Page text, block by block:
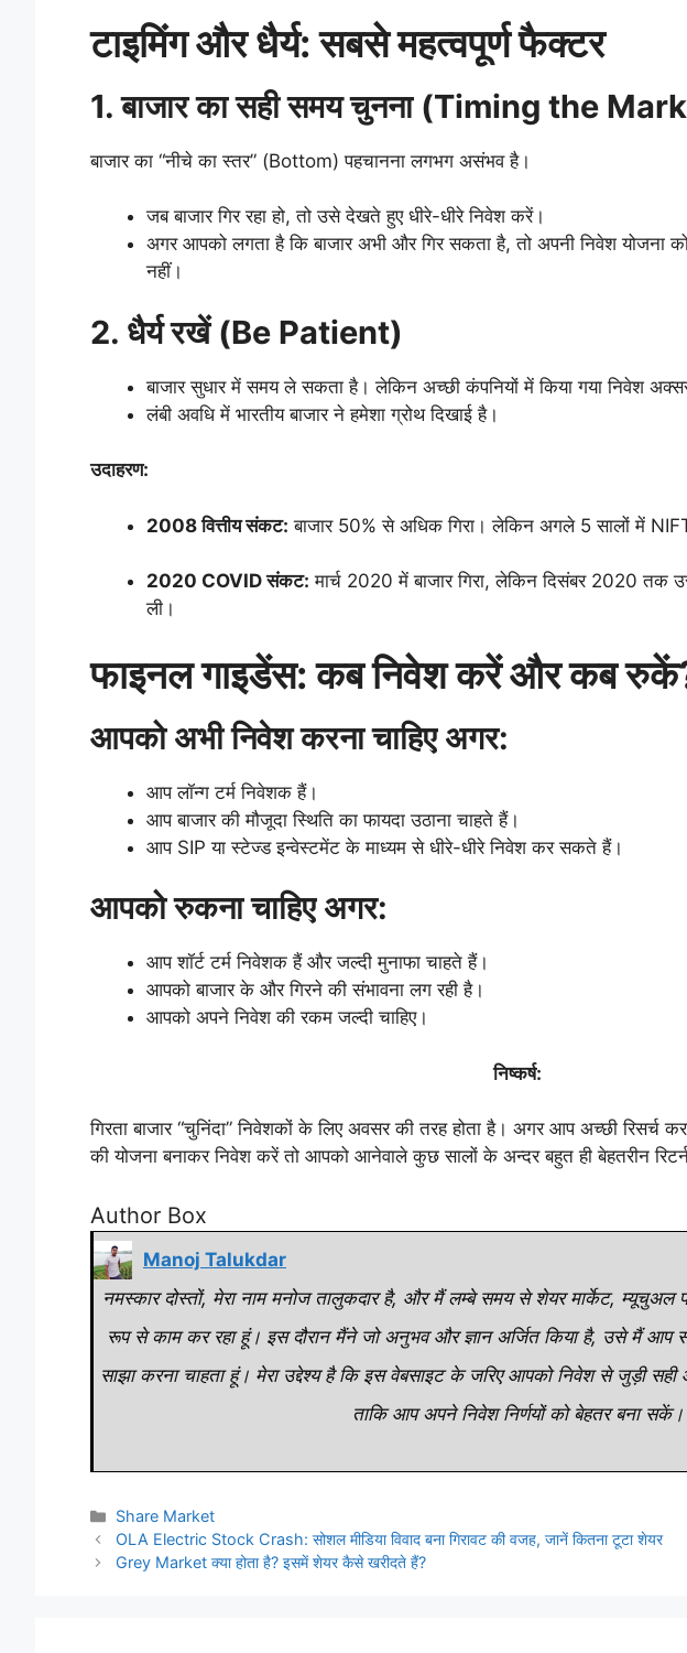
टाइमिंग और धैर्य: सबसे महत्वपूर्ण फैक्टर
1. बाजार का सही समय चुनना (Timing the
बाजार का “नीचे का स्तर” (Bottom) पहचानना लगभग असंभव है।
जब बाजार गिर रहा हो, तो उसे देखते हुए धीरे-धीरे निवेश करें।
अगर आपको लगता है कि बाजार अभी और गिर सकता है, तो अपनी निवेश योजना
नहीं।
2. धैर्य रखें (Be Patient)
बाजार सुधार में समय ले सकता है। लेकिन अच्छी कंपनियों में किया गया निवेश
लंबी अवधि में भारतीय बाजार ने हमेशा ग्रोथ दिखाई है।
उदाहरण:
2008 वित्तीय संकट: बाजार 50% से अधिक गिरा। लेकिन अगले 5 सालों में
2020 COVID संकट: मार्च 2020 में बाजार गिरा, लेकिन दिसंबर 2020 तक
ली।
फाइनल गाइडेंस: कब निवेश करें और कब
आपको अभी निवेश करना चाहिए अगर:
आप लॉन्ग टर्म निवेशक हैं।
आप बाजार की मौजूदा स्थिति का फायदा उठाना चाहते हैं।
आप SIP या स्टेज्ड इन्वेस्टमेंट के माध्यम से धीरे-धीरे निवेश कर सकते हैं।
आपको रुकना चाहिए अगर:
आप शॉर्ट टर्म निवेशक हैं और जल्दी मुनाफा चाहते हैं।
आपको बाजार के और गिरने की संभावना लग रही है।
आपको अपने निवेश की रकम जल्दी चाहिए।
निष्कर्ष:
गिरता बाजार “चुनिंदा” निवेशकों के लिए अवसर की तरह होता है। अगर आप अच्छी रिसर्च
की योजना बनाकर निवेश करें तो आपको आनेवाले कुछ सालों के अन्दर बहुत ही बेहतरीन
Author Box
Manoj Talukdar
नमस्कार दोस्तों, मेरा नाम मनोज तालुकदार है, और मैं लम्बे समय से शेयर मार्केट,
रूप से काम कर रहा हूं। इस दौरान मैंने जो अनुभव और ज्ञान अर्जित किया है, उसे मैं आप
साझा करना चाहता हूं। मेरा उद्देश्य है कि इस वेबसाइट के जरिए आपको निवेश से जुड़ी
ताकि आप अपने निवेश निर्णयों को बेहतर बना सकें।
Categories
Share Market
OLA Electric Stock Crash: सोशल मीडिया विवाद बना गिरावट की वजह, जानें कितना टूटा शेयर
Grey Market क्या होता है? इसमें शेयर कैसे खरीदते हैं?